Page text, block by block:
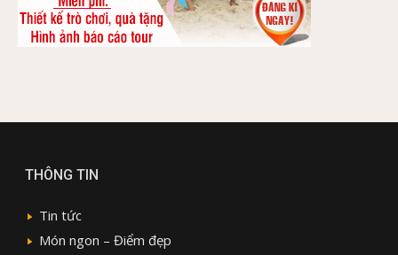
THÔNG TIN
Tin tức
Món ngon – Điểm đẹp